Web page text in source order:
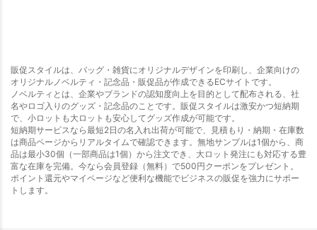
販促スタイルは、バッグ・雑貨にオリジナルデザインを印刷し、企業向けの
オリジナルノベルティ・記念品・販促品が作成できるECサイトです。
ノベルティとは、企業やブランドの認知度向上を目的として配布される、社
名やロゴ入りのグッズ・記念品のことです。販促スタイルは激安かつ短納期
で、小ロットも大ロットも安心してグッズ作成が可能です。
短納期サービスなら最短2日の名入れ出荷が可能で、見積もり・納期・在庫数
は商品ページからリアルタイムで確認できます。無地サンプルは1個から、商
品は最小30個（一部商品は1個）から注文でき、大ロット発注にも対応する豊
富な在庫を完備。今なら会員登録（無料）で500円クーポンをプレゼント。
ポイント還元やマイページなど便利な機能でビジネスの販促を強力にサポー
トします。